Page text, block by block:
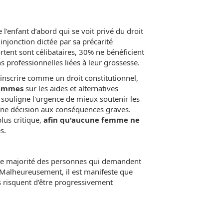
l’enfant d’abord qui se voit privé du droit
dictée par sa précarité
sont célibataires, 30% ne bénéficient
professionnelles liées à leur grossesse.
comme un droit constitutionnel,
sur les aides et alternatives
l'urgence de mieux soutenir les
décision aux conséquences graves.
critique, afin qu'aucune femme ne
majorité des personnes qui demandent
il est manifeste que
risquent d’être progressivement